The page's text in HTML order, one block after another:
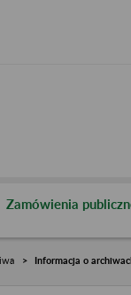
Zamówienia
Informacja o